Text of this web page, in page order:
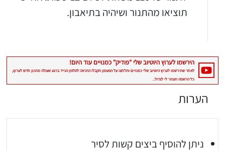
תוציאו מהתנור ושיהיה בתיאבון.
הערות
ניתן להוסיף ביצים קשות לסיר